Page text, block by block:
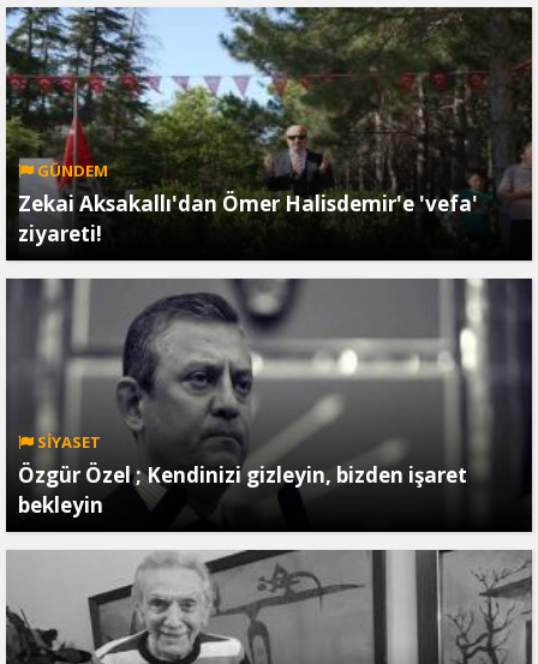
GÜNDEM
Zekai Aksakallı'dan Ömer Halisdemir'e 'vefa'
ziyareti!
SİYASET
Özgür Özel ; Kendinizi gizleyin, bizden işaret
bekleyin